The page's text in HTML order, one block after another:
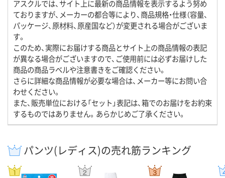
アスクルでは、サイト上に最新の商品情報を表示するよう努め
ておりますが、メーカーの都合等により、商品規格・仕様（容量、
パッケージ、原材料、原産国など）が変更される場合がございま
す。
このため、実際にお届けする商品とサイト上の商品情報の表記
が異なる場合がございますので、ご使用前には必ずお届けした
商品の商品ラベルや注意書きをご確認ください。
さらに詳細な商品情報が必要な場合は、メーカー等にお問い合
わせください。
また、販売単位における「セット」表記は、箱でのお届けをお約束
するものではありません。あらかじめご了承ください。
パンツ(レディス)の売れ筋ランキング